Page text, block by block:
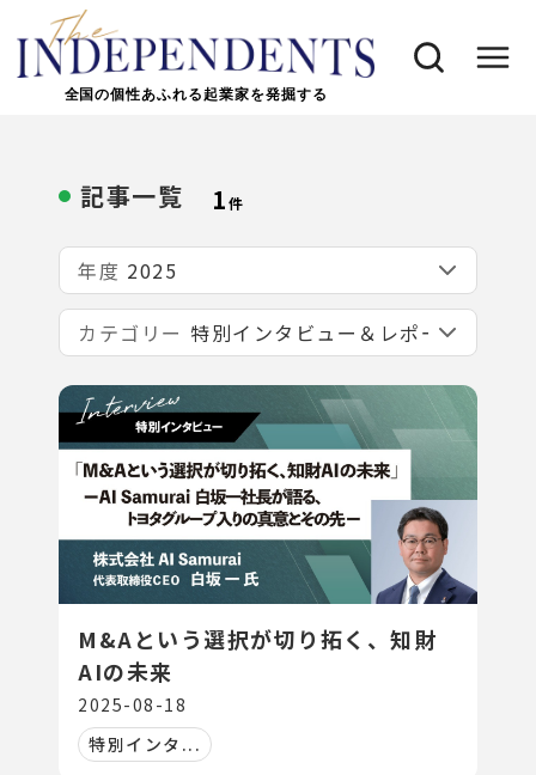
全国の個性あふれる起業家を発掘する
記事一覧 1件
年度
カテゴリー
M&Aという選択が切り拓く、知財
AIの未来
2025-08-18
特別インタ...